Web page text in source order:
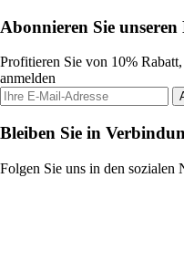
Abonnieren Sie unseren
Profitieren Sie von 10%
anmelden
Bleiben Sie in
Folgen Sie uns in den sozialen